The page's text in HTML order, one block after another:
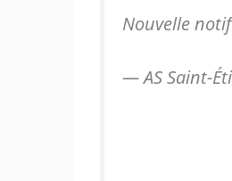
Nouvelle
— AS Saint-